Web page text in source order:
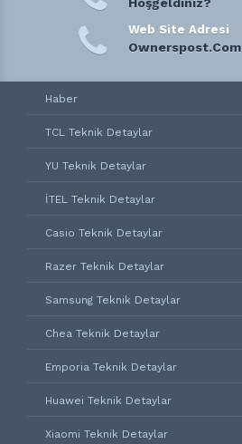
Web Site Adresi
Ownerspost.Com
Haber
TCL Teknik Detaylar
YU Teknik Detaylar
İTEL Teknik Detaylar
Casio Teknik Detaylar
Razer Teknik Detaylar
Samsung Teknik Detaylar
Chea Teknik Detaylar
Emporia Teknik Detaylar
Huawei Teknik Detaylar
Xiaomi Teknik Detaylar